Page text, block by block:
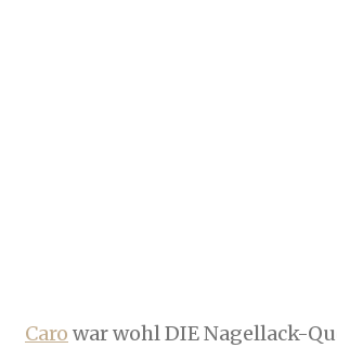
Caro war wohl DIE Nagellack-